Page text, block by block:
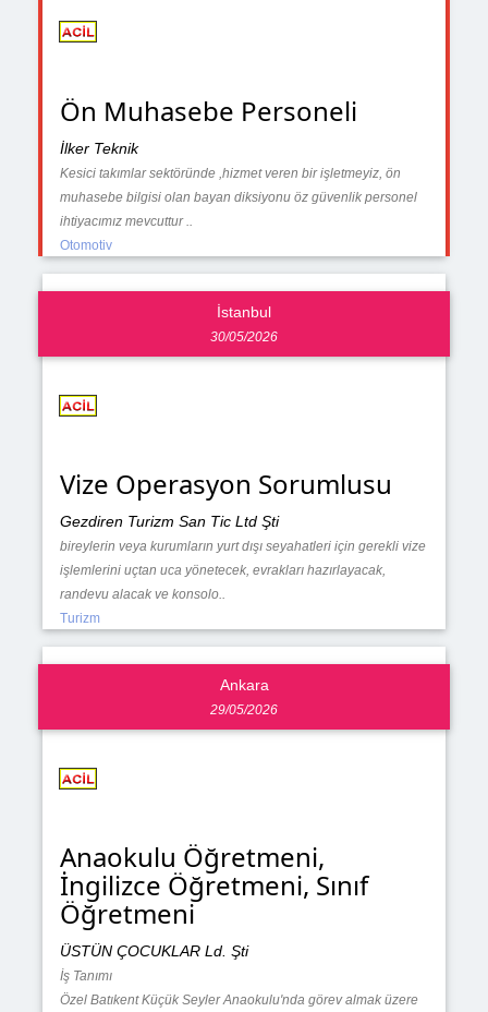
Ön Muhasebe Personeli
İlker Teknik
Kesici takımlar sektöründe ,hizmet veren bir işletmeyiz, ön
muhasebe bilgisi olan bayan diksiyonu öz güvenlik personel
ihtiyacımız mevcuttur ..
Otomotiv
İstanbul
30/05/2026
Vize Operasyon Sorumlusu
Gezdiren Turizm San Tic Ltd Şti
bireylerin veya kurumların yurt dışı seyahatleri için gerekli vize
işlemlerini uçtan uca yönetecek, evrakları hazırlayacak,
randevu alacak ve konsolo..
Turizm
Ankara
29/05/2026
Anaokulu Öğretmeni,
İngilizce Öğretmeni, Sınıf
Öğretmeni
ÜSTÜN ÇOCUKLAR Ld. Şti
İş Tanımı
Özel Batıkent Küçük Seyler Anaokulu'nda görev almak üzere